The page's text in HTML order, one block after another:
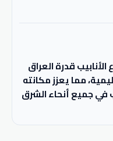
قدرة العراق
مما يعزز مكانته
في جميع أنحاء الشرق